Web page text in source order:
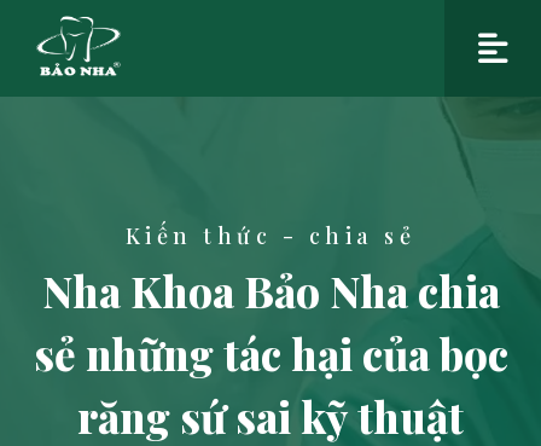
Kiến thức - chia sẻ
Nha Khoa Bảo Nha chia
sẻ những tác hại của bọc
răng sứ sai kỹ thuật